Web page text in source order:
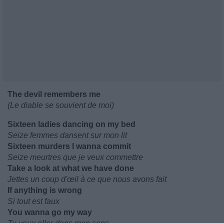
The devil remembers me
(Le diable se souvient de moi)
Sixteen ladies dancing on my bed
Seize femmes dansent sur mon lit
Sixteen murders I wanna commit
Seize meurtres que je veux commettre
Take a look at what we have done
Jettes un coup d'œil à ce que nous avons fait
If anything is wrong
Si tout est faux
You wanna go my way